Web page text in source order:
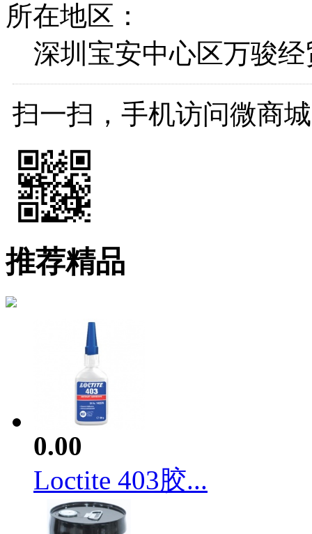
所在地区：
深圳宝安中心区万骏经
扫一扫，手机访问微商城
推荐精品
0.00
Loctite 403胶...